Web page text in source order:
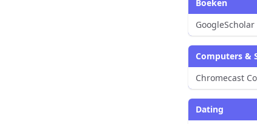
Boeken
GoogleScholar
Computers &
Chromecast
Dating